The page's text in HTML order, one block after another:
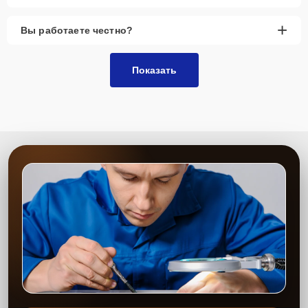
необходимость, ремонт будет выполнен бесплатно в рамках
гарантийного обслуживания. Все подробности можно узнать в
качество
На складах сервиса всегда имеется более 3000 наименований
запчастей, что позволяет нам оперативно начать ремонт и
сократить время ожидания. В наличии оригинальные детали и
аналоги высокого качества.
Стоимость услуг и
запчастей
Цены на ремонт фиксированы и обсуждаются с клиентом до
Вы работаете честно? +
Показать